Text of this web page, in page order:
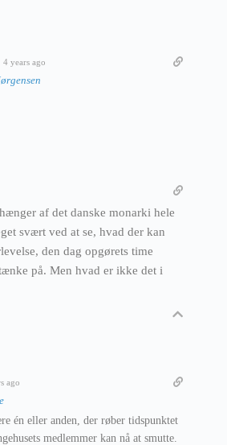
4 years ago
af det danske monarki hele
svært ved at se, hvad der kan
den dag opgørets time
på. Men hvad er ikke det i
ago
én eller anden, der røber tidspunktet
medlemmer kan nå at smutte.